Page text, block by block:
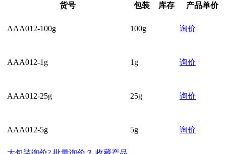
货号 包装 库存 产品单价
AAA012-100g 100g 询价
AAA012-1g 1g 询价
AAA012-25g 25g 询价
AAA012-5g 5g 询价